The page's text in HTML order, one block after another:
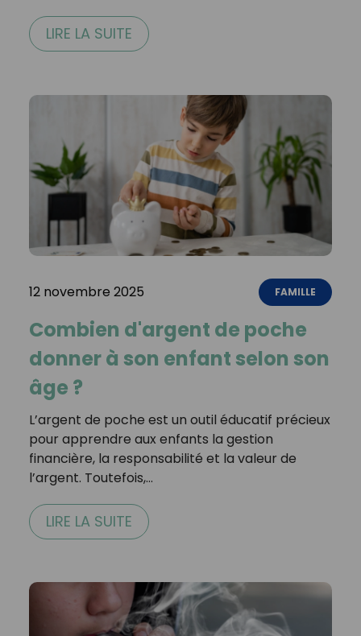
LIRE LA SUITE
12 novembre 2025 FAMILLE
Combien d'argent de poche
donner à son enfant selon son
âge ?
L’argent de poche est un outil éducatif précieux
pour apprendre aux enfants la gestion
financière, la responsabilité et la valeur de
l’argent. Toutefois,…
LIRE LA SUITE